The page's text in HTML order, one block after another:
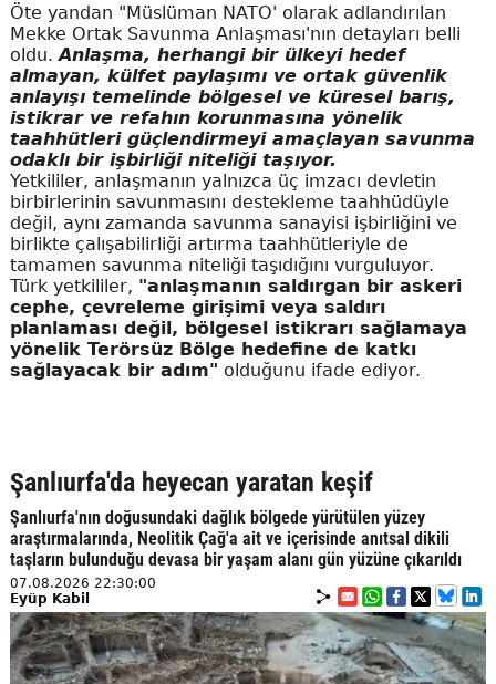
Öte yandan "Müslüman NATO' olarak adlandırılan
Mekke Ortak Savunma Anlaşması'nın detayları belli
oldu.Anlaşma, herhangi bir ülkeyi hedef
almayan, külfet paylaşımı ve ortak güvenlik
anlayışı temelinde bölgesel ve küresel barış,
istikrar ve refahın korunmasına yönelik
taahhütleri güçlendirmeyi amaçlayan savunma
odaklı bir işbirliği niteliği taşıyor.
Yetkililer, anlaşmanın yalnızca üç imzacı devletin
birbirlerinin savunmasını destekleme taahhüdüyle
değil, aynı zamanda savunma sanayisi işbirliğini ve
birlikte çalışabilirliği artırma taahhütleriyle de
tamamen savunma niteliği taşıdığını vurguluyor.
Türk yetkililer, "anlaşmanın saldırgan bir askeri
cephe, çevreleme girişimi veya saldırı
planlaması değil, bölgesel istikrarı sağlamaya
yönelik Terörsüz Bölge hedefine de katkı
sağlayacak bir adım" olduğunu ifade ediyor.
Şanlıurfa'da heyecan yaratan keşif
Şanlıurfa'nın doğusundaki dağlık bölgede yürütülen yüzey
araştırmalarında, Neolitik Çağ'a ait ve içerisinde anıtsal dikili
taşların bulunduğu devasa bir yaşam alanı gün yüzüne çıkarıldı
07.08.2026 22:30:00
Eyüp Kabil